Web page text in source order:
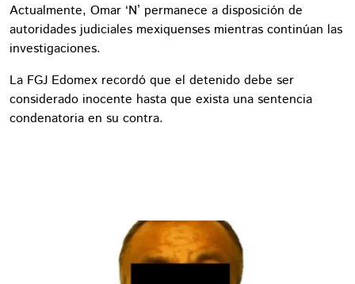
Actualmente, Omar ‘N’ permanece a disposición de
autoridades judiciales mexiquenses mientras continúan las
investigaciones.
La FGJ Edomex recordó que el detenido debe ser
considerado inocente hasta que exista una sentencia
condenatoria en su contra.